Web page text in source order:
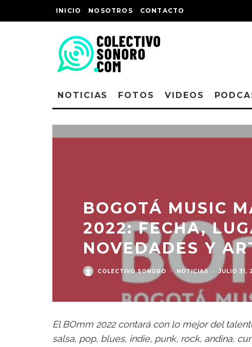
INICIO NOSOTROS CONTACTO
NOTICIAS FOTOS VIDEOS
BOGOTÁ MUSIC
2022: FECHA,
NOVEDADES Y
COLECTIVO SONORO · NOTICIAS · JULIO 31,
El BOmm 2022 contará con lo mejor del
salsa, pop, blues, indie, punk, rock, andina,